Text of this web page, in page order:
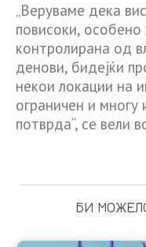
„Веруваме дека
повисоки, особено
контролирана од
денови, бидејќи
некои локации на
ограничен и
потврда“, се вели
БИ